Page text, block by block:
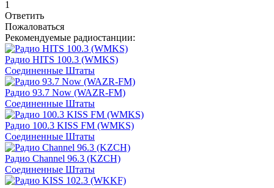
1
Ответить
Пожаловаться
Рекомендуемые радиостанции:
Радио HITS 100.3 (WMKS)
Соединенные Штаты
Радио 93.7 Now (WAZR-FM)
Соединенные Штаты
Радио 100.3 KISS FM (WMKS)
Соединенные Штаты
Радио Channel 96.3 (KZCH)
Соединенные Штаты